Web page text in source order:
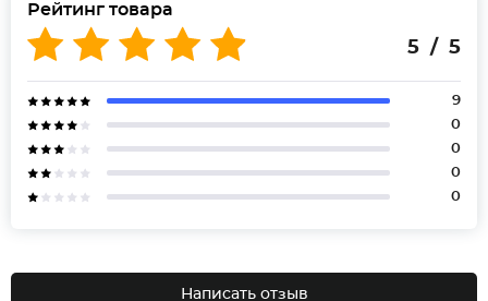
Рейтинг товара
5 / 5
9
0
0
0
0
Написать отзыв